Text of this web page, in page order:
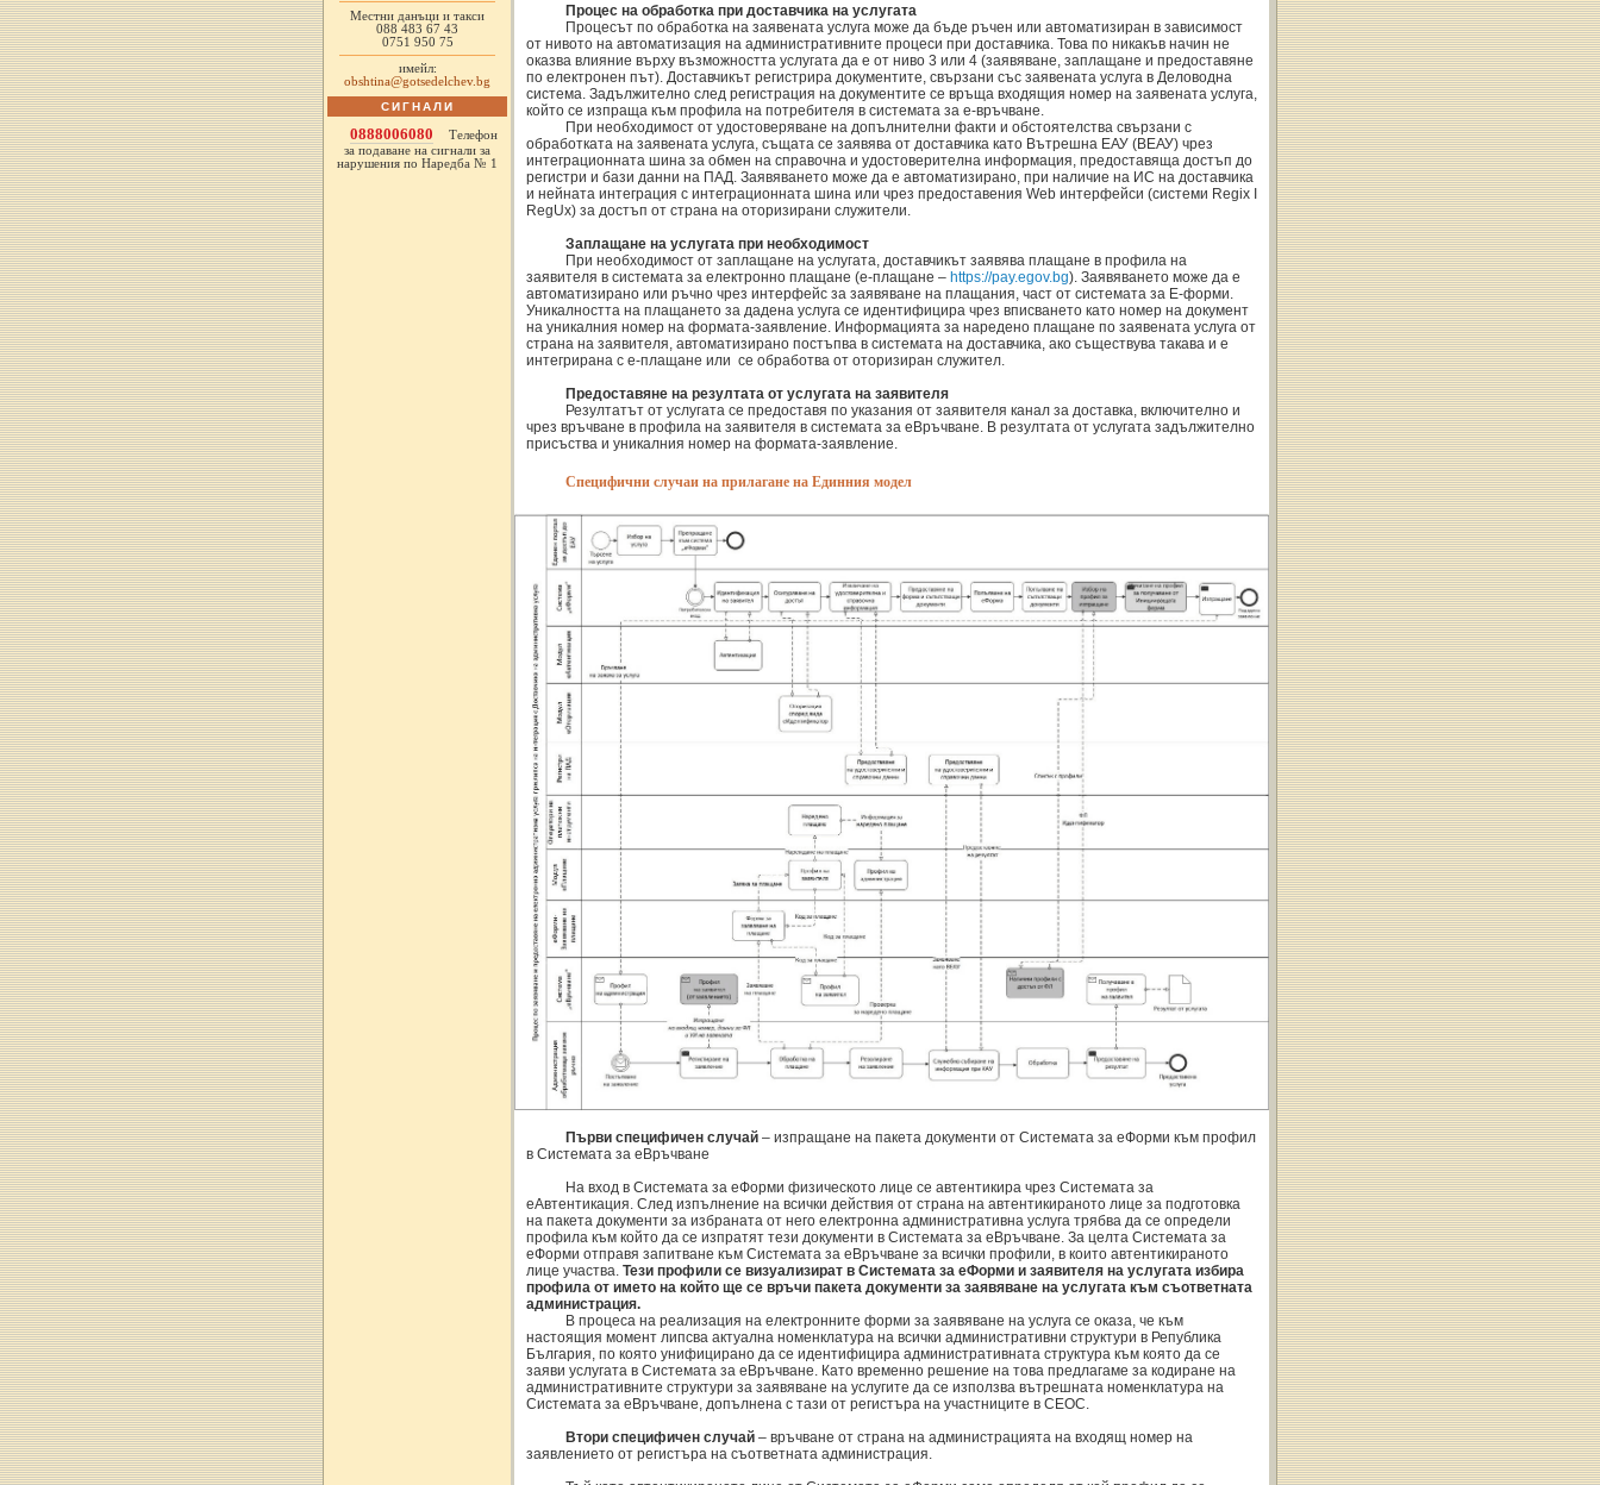
Местни данъци и такси
088 483 67 43
0751 950 75
имейл:
obshtina@gotsedelchev.bg
СИГНАЛИ
0888006080
Телефон
за подаване на сигнали за
нарушения по Наредба № 1
Процес на обработка при доставчика на услугата
Процесът по обработка на заявената услуга може да бъде ръчен или автоматизиран в зависимост
от нивото на автоматизация на административните процеси при доставчика. Това по никакъв начин не
оказва влияние върху възможността услугата да е от ниво 3 или 4 (заявяване, заплащане и предоставяне
по електронен път). Доставчикът регистрира документите, свързани със заявената услуга в Деловодна
система. Задължително след регистрация на документите се връща входящия номер на заявената услуга,
който се изпраща към профила на потребителя в системата за е-връчване.
При необходимост от удостоверяване на допълнителни факти и обстоятелства свързани с
обработката на заявената услуга, същата се заявява от доставчика като Вътрешна ЕАУ (ВЕАУ) чрез
интеграционната шина за обмен на справочна и удостоверителна информация, предоставяща достъп до
регистри и бази данни на ПАД. Заявяването може да е автоматизирано, при наличие на ИС на доставчика
и нейната интеграция с интеграционната шина или чрез предоставения Web интерфейси (системи Regix I
RegUx) за достъп от страна на оторизирани служители.
Заплащане на услугата при необходимост
При необходимост от заплащане на услугата, доставчикът заявява плащане в профила на
заявителя в системата за електронно плащане (е-плащане – https://pay.egov.bg). Заявяването може да е
автоматизирано или ръчно чрез интерфейс за заявяване на плащания, част от системата за Е-форми.
Уникалността на плащането за дадена услуга се идентифицира чрез вписването като номер на документ
на уникалния номер на формата-заявление. Информацията за наредено плащане по заявената услуга от
страна на заявителя, автоматизирано постъпва в системата на доставчика, ако съществува такава и е
интегрирана с е-плащане или се обработва от оторизиран служител.
Предоставяне на резултата от услугата на заявителя
Резултатът от услугата се предоставя по указания от заявителя канал за доставка, включително и
чрез връчване в профила на заявителя в системата за еВръчване. В резултата от услугата задължително
присъства и уникалния номер на формата-заявление.
Специфични случаи на прилагане на Единния модел
Първи специфичен случай – изпращане на пакета документи от Системата за еФорми към профил
в Системата за еВръчване
На вход в Системата за еФорми физическото лице се автентикира чрез Системата за
еАвтентикация. След изпълнение на всички действия от страна на автентикираното лице за подготовка
на пакета документи за избраната от него електронна административна услуга трябва да се определи
профила към който да се изпратят тези документи в Системата за еВръчване. За целта Системата за
еФорми отправя запитване към Системата за еВръчване за всички профили, в които автентикираното
лице участва. Тези профили се визуализират в Системата за еФорми и заявителя на услугата избира
профила от името на който ще се връчи пакета документи за заявяване на услугата към съответната
администрация.
В процеса на реализация на електронните форми за заявяване на услуга се оказа, че към
настоящия момент липсва актуална номенклатура на всички административни структури в Република
България, по която унифицирано да се идентифицира административната структура към която да се
заяви услугата в Системата за еВръчване. Като временно решение на това предлагаме за кодиране на
административните структури за заявяване на услугите да се използва вътрешната номенклатура на
Системата за еВръчване, допълнена с тази от регистъра на участниците в СЕОС.
Втори специфичен случай – връчване от страна на администрацията на входящ номер на
заявлението от регистъра на съответната администрация.